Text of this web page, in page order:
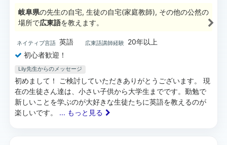
岐阜県の先生の自宅, 生徒の自宅(家庭教師), その他の公然の
場所で広東語を教えます。
ネイティブ言語 英語 広東語講師経験
20年以上
初心者歓迎！
Lily先生からのメッセージ
初めまして！ ご検討していただきありがとうございます。 現
在の生徒さん達は、小さい子供から大学生までです。勤勉で
新しいことを学ぶのが大好きな生徒たちに英語を教えるのが
楽しいです。 ... もっと見る